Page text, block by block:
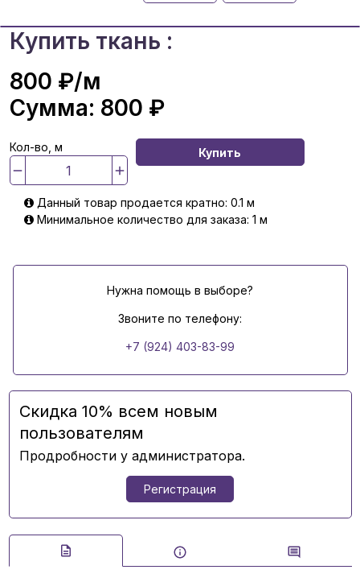
Купить ткань :
800 ₽/м
Сумма: 800 ₽
Кол-во, м Купить
Данный товар продается кратно: 0.1 м
Минимальное количество для заказа: 1 м
Нужна помощь в выборе?
Звоните по телефону:
+7 (924) 403-83-99
Скидка 10% всем новым
пользователям
Продробности у администратора.
Регистрация